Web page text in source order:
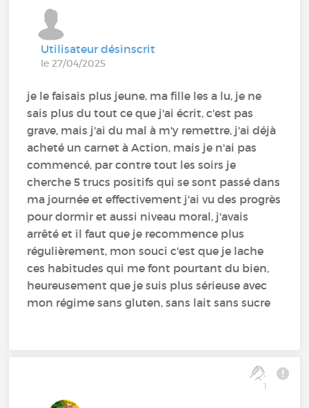
Utilisateur désinscrit
le 27/04/2025
je le faisais plus jeune, ma fille les a lu, je ne
sais plus du tout ce que j'ai écrit, c'est pas
grave, mais j'ai du mal à m'y remettre, j'ai déjà
acheté un carnet à Action, mais je n'ai pas
commencé, par contre tout les soirs je
cherche 5 trucs positifs qui se sont passé dans
ma journée et effectivement j'ai vu des progrès
pour dormir et aussi niveau moral, j'avais
arrêté et il faut que je recommence plus
régulièrement, mon souci c'est que je lache
ces habitudes qui me font pourtant du bien,
heureusement que je suis plus sérieuse avec
mon régime sans gluten, sans lait sans sucre
1